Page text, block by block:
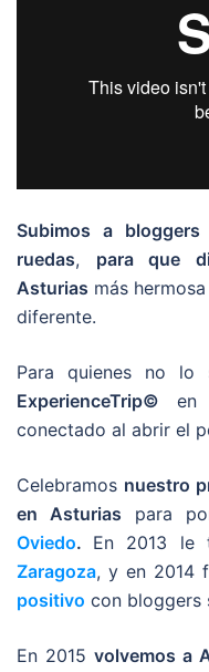
Subimos a bloggers
ruedas, para que
Asturias más
diferente.
Para quienes no lo
ExperienceTrip© en
conectado al abrir el
Celebramos nuestro
en Asturias para
Oviedo. En 2013
Zaragoza, y en 2014
positivo con bloggers
En 2015 volvemos a